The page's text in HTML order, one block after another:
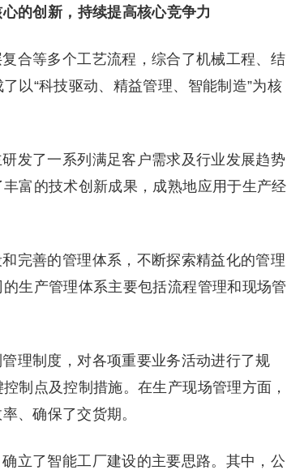
的创新，持续提高核心竞争力
合等多个工艺流程，综合了机械工程、结
以“科技驱动、精益管理、智能制造”为核
发了一系列满足客户需求及行业发展趋势
富的技术创新成果，成熟地应用于生产经
完善的管理体系，不断探索精益化的管理
生产管理体系主要包括流程管理和现场管
理制度，对各项重要业务活动进行了规
制点及控制措施。在生产现场管理方面，
、确保了交货期。
立了智能工厂建设的主要思路。其中，公